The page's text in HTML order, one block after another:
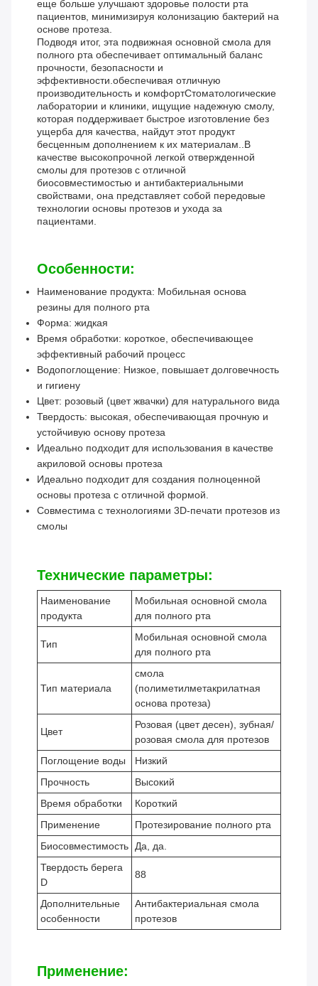
еще больше улучшают здоровье полости рта
пациентов, минимизируя колонизацию бактерий на
основе протеза.
Подводя итог, эта подвижная основной смола для
полного рта обеспечивает оптимальный баланс
прочности, безопасности и
эффективности.обеспечивая отличную
производительность и комфортСтоматологические
лаборатории и клиники, ищущие надежную смолу,
которая поддерживает быстрое изготовление без
ущерба для качества, найдут этот продукт
бесценным дополнением к их материалам..В
качестве высокопрочной легкой отвержденной
смолы для протезов с отличной
биосовместимостью и антибактериальными
свойствами, она представляет собой передовые
технологии основы протезов и ухода за
пациентами.
Особенности:
Наименование продукта: Мобильная основа
резины для полного рта
Форма: жидкая
Время обработки: короткое, обеспечивающее
эффективный рабочий процесс
Водопоглощение: Низкое, повышает долговечность
и гигиену
Цвет: розовый (цвет жвачки) для натурального вида
Твердость: высокая, обеспечивающая прочную и
устойчивую основу протеза
Идеально подходит для использования в качестве
акриловой основы протеза
Идеально подходит для создания полноценной
основы протеза с отличной формой.
Совместима с технологиями 3D-печати протезов из
смолы
Технические параметры:
Наименование
продукта
Мобильная основной смола
для полного рта
Тип
Мобильная основной смола
для полного рта
Тип материала
смола
(полиметилметакрилатная
основа протеза)
Цвет
Розовая (цвет десен), зубная/
розовая смола для протезов
Поглощение воды
Низкий
Прочность
Высокий
Время обработки
Короткий
Применение
Протезирование полного рта
Биосовместимость Да, да.
Твердость берега
D
88
Дополнительные
особенности
Антибактериальная смола
протезов
Применение: